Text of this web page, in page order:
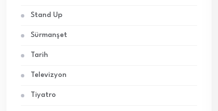
Stand Up
Sürmanşet
Tarih
Televizyon
Tiyatro